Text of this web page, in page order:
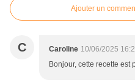
Ajouter un
C Caroline 10/06/2025
Bonjour, cette recette